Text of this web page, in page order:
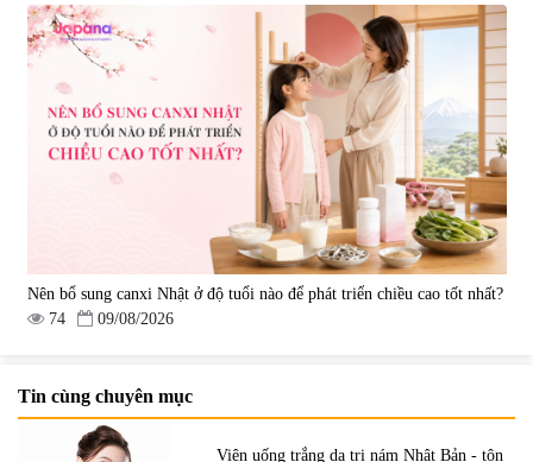
Nên bổ sung canxi Nhật ở độ tuổi nào để phát triển chiều cao tốt nhất?
74
09/08/2026
Tin cùng chuyên mục
Viên uống trắng da trị nám Nhật Bản - tôn